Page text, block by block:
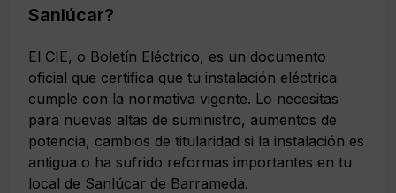
Sanlúcar?
El CIE, o Boletín Eléctrico, es un documento
oficial que certifica que tu instalación eléctrica
cumple con la normativa vigente. Lo necesitas
para nuevas altas de suministro, aumentos de
potencia, cambios de titularidad si la instalación es
antigua o ha sufrido reformas importantes en tu
local de Sanlúcar de Barrameda.